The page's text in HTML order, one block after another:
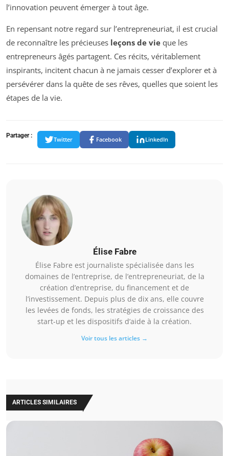
l’innovation peuvent émerger à tout âge.
En repensant notre regard sur l’entrepreneuriat, il est crucial
de reconnaître les précieuses leçons de vie que les
entrepreneurs âgés partagent. Ces récits, véritablement
inspirants, incitent chacun à ne jamais cesser d’explorer et à
persévérer dans la quête de ses rêves, quelles que soient les
étapes de la vie.
Partager :
Twitter Facebook LinkedIn
Élise Fabre
Élise Fabre est journaliste spécialisée dans les
domaines de l’entreprise, de l’entrepreneuriat, de la
création d’entreprise, du financement et de
l’investissement. Depuis plus de dix ans, elle couvre
les levées de fonds, les stratégies de croissance des
start-up et les dispositifs d’aide à la création.
Voir tous les articles →
ARTICLES SIMILAIRES